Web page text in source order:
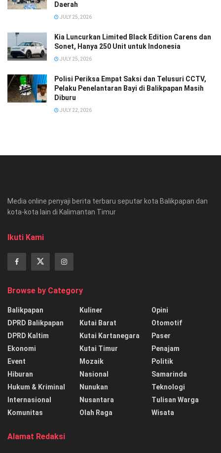
Daerah
JULY 25, 2026
Kia Luncurkan Limited Black Edition Carens dan
Sonet, Hanya 250 Unit untuk Indonesia
JULY 25, 2026
Polisi Periksa Empat Saksi dan Telusuri CCTV,
Pelaku Penelantaran Bayi di Balikpapan Masih
Diburu
JULY 22, 2026
Media online penyaji berita terbaru seputar kota Balikpapan dan
kota-kota lain di Kalimantan Timur
Ikuti Kami
Browse by Category
Balikpapan
DPRD Balikpapan
DPRD Kaltim
Ekonomi
Event
Hiburan
Hukum & Kriminal
Internasional
Komunitas
Kuliner
Kutai Barat
Kutai Kartanegara
Kutai Timur
Mozaik
Nasional
Nunukan
Nusantara
Olah Raga
Opini
Otomotif
Paser
Penajam
Politik
Samarinda
Teknologi
Tulisan Warga
Wisata
Alamat Redaksi